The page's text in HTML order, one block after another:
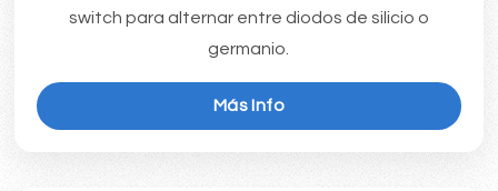
switch para alternar entre diodos de silicio o
germanio.
Más Info